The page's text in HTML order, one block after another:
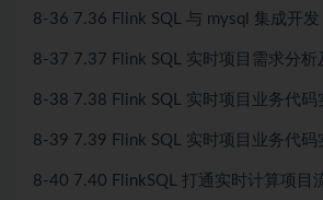
8-36 7.36 Flink SQL 与 mysql 集成开发
8-37 7.37 Flink SQL 实时项目需求分析
8-38 7.38 Flink SQL 实时项目业务代码
8-39 7.39 Flink SQL 实时项目业务代码
8-40 7.40 FlinkSQL 打通实时计算项目